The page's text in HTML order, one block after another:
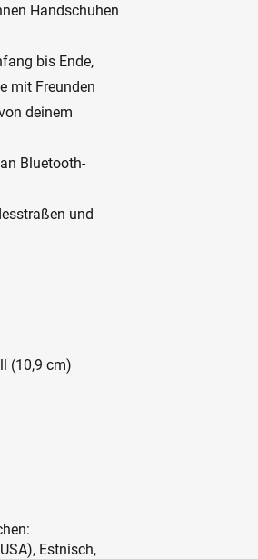
Handschuhen
bis Ende,
mit Freunden
deinem
Bluetooth-
und
(10,9 cm)
Estnisch,